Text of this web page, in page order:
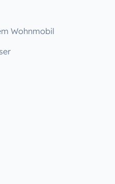
Wohnmobil